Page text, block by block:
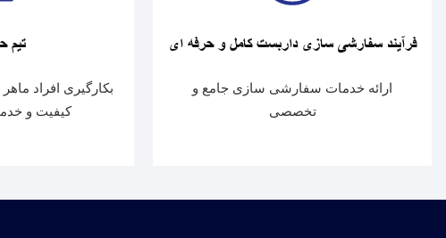
تیم
بکارگیری افراد
کیفیت و
فرآیند سفارشی سازی داربست کامل و حرفه ای
ارائه خدمات سفارشی سازی جامع و
تخصصی